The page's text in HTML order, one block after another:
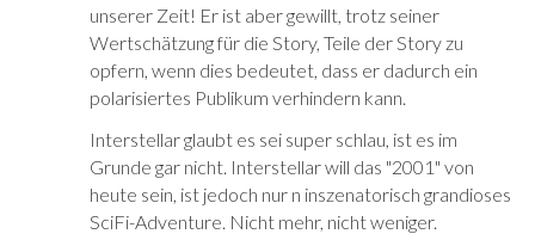
unserer Zeit! Er ist aber gewillt, trotz seiner
Wertschätzung für die Story, Teile der Story zu
opfern, wenn dies bedeutet, dass er dadurch ein
polarisiertes Publikum verhindern kann.
Interstellar glaubt es sei super schlau, ist es im
Grunde gar nicht. Interstellar will das "2001" von
heute sein, ist jedoch nur n inszenatorisch grandioses
SciFi-Adventure. Nicht mehr, nicht weniger.